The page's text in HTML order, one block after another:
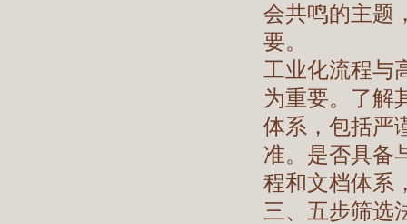
会共鸣的主题
要。
工业化流程与
为重要。了解
体系，包括严
准。是否具备
程和文档体系
三、五步筛选